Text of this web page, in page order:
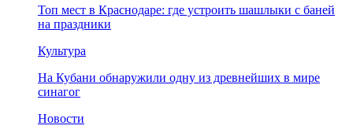
Топ мест в Краснодаре: где устроить шашлыки с баней
на праздники
Культура
На Кубани обнаружили одну из древнейших в мире
синагог
Новости